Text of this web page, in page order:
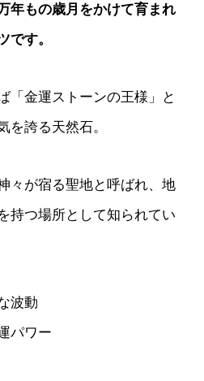
年もの歳月をかけて育まれ
です。
「金運ストーンの王様」と
を誇る天然石。
々が宿る聖地と呼ばれ、地
持つ場所として知られてい
波動
パワー